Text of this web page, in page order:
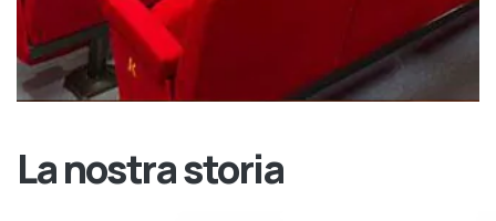
La nostra storia